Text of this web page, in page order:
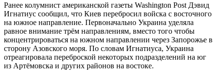
Ранее колумнист американской газеты Washington Post Дэвид
Игнатиус сообщил, что Киев перебросил войска с восточного
на южное направление. Первоначально Украина уделяла
равное внимание трём направлениям, вместо того чтобы
концентрироваться на южном направлении через Запорожье в
сторону Азовского моря. По словам Игнатиуса, Украина
отреагировала переброской некоторых подразделений на юг
из Артёмовска и других районов на востоке.